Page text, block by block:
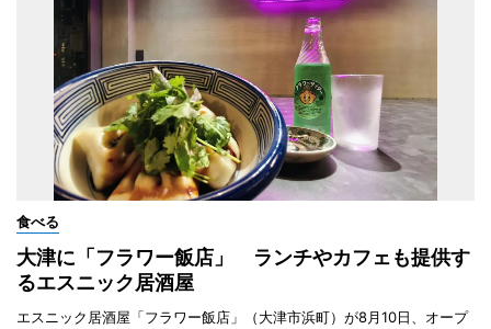
食べる
大津に「フラワー飯店」 ランチやカフェも提供す
るエスニック居酒屋
エスニック居酒屋「フラワー飯店」（大津市浜町）が8月10日、オープ